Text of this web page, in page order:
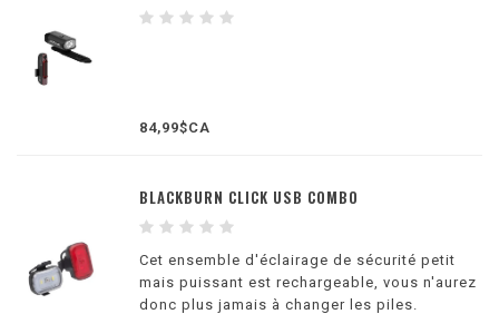
84,99$CA
BLACKBURN CLICK USB COMBO
Cet ensemble d'éclairage de sécurité petit
mais puissant est rechargeable, vous n'aurez
donc plus jamais à changer les piles.